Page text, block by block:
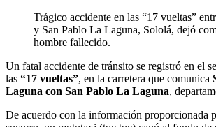
Trágico accidente en las “17 vueltas”
y San Pablo La Laguna, Sololá, dejó
hombre fallecido.
Un fatal accidente de tránsito se registró en el
las “17 vueltas”, en la carretera que comunica
Laguna con San Pablo La Laguna,
De acuerdo con la información proporcionada